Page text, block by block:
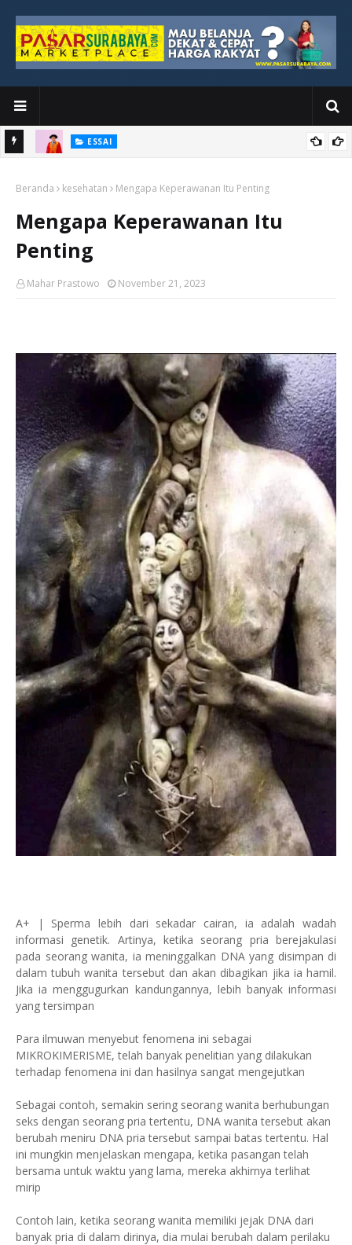
ESSAI
Tidak Berhenti di Panggung Wisuda
Beranda kesehatan Mengapa Keperawanan Itu Penting
Mengapa Keperawanan Itu
Penting
Mahar Prastowo November 21, 2023
A+ | Sperma lebih dari sekadar cairan, ia adalah wadah
informasi genetik. Artinya, ketika seorang pria berejakulasi
pada seorang wanita, ia meninggalkan DNA yang disimpan di
dalam tubuh wanita tersebut dan akan dibagikan jika ia hamil.
Jika ia menggugurkan kandungannya, lebih banyak informasi
yang tersimpan
Para ilmuwan menyebut fenomena ini sebagai
MIKROKIMERISME, telah banyak penelitian yang dilakukan
terhadap fenomena ini dan hasilnya sangat mengejutkan
Sebagai contoh, semakin sering seorang wanita berhubungan
seks dengan seorang pria tertentu, DNA wanita tersebut akan
berubah meniru DNA pria tersebut sampai batas tertentu. Hal
ini mungkin menjelaskan mengapa, ketika pasangan telah
bersama untuk waktu yang lama, mereka akhirnya terlihat
mirip
Contoh lain, ketika seorang wanita memiliki jejak DNA dari
banyak pria di dalam dirinya, dia mulai berubah dalam perilaku